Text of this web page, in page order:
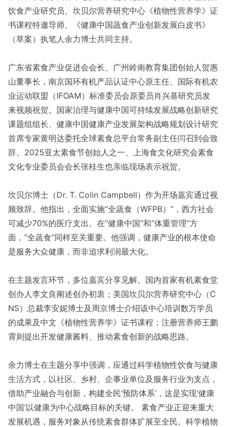
饮食产业研究员、坎贝尔营养研究中心《植物性营养学》证
书课程特邀导师、《健康中国蔬食产业创新发展白皮书》
（草案）执笔人余力博士共同主持。
广东省素食产业促进会会长、广州岭南教育集团创始人贺惠
山董事长，南京国环有机产品认证中心原主任、国际有机农
业运动联盟（IFOAM）标准委员会原委员肖兴基研究员发
来视频祝贺。国家治理与健康中国可持续发展战略创新研究
课题组组长、健康中国健康产业发展架构战略规划设计研究
首席专家黄明达委托全球素食总平台常务副主任闫召到会致
辞。2025亚太素食节创始人之一、上海食文化研究会素食
文化专业委员会会长张桂生也亲临现场表示祝贺。
坎贝尔博士（Dr. T. Colin Campbell）作为开场嘉宾通过视
频致辞。他指出，全面实施“全蔬食（WFPB）”，西方社会
可减少70%的医疗支出。在“健康中国”和“体重管理”方
面，“全蔬食”同样至关重要。他强调，健康产业的根本使命
是服务大众健康，而非追求利润最大化。
在主题发言环节，多位嘉宾分享见解。国内首家有机素食堂
创办人李文良阐述创办初衷；美国坎贝尔营养研究中心（C
NS）总裁李安妮博士及周京博士介绍该中心培训数万学员
的成果及中文《植物性营养学》证书课程；注册营养师王鹏
霄则提出开发健康酱料、推动素食创新的战略思路。
余力博士在主题分享中强调，应通过科学植物性饮食与健康
生活方式，以社区、乡村、企事业单位及服务行业为支点，
借助产业融合与创新，构建全民‘预防体系’，这是实现‘健康
中国’以健康为中心战略目标的关键。 素食产业正迎来重大
发展机遇，服务对象从传统素食群体扩展至全民。科学植物